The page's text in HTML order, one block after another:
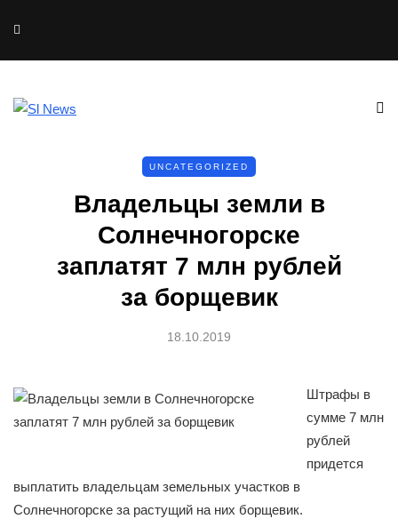
UNCATEGORIZED
Владельцы земли в
Солнечногорске
заплатят 7 млн рублей
за борщевик
18.10.2019
Штрафы в
сумме 7 млн
рублей
придется
выплатить владельцам земельных участков в
Солнечногорске за растущий на них борщевик.